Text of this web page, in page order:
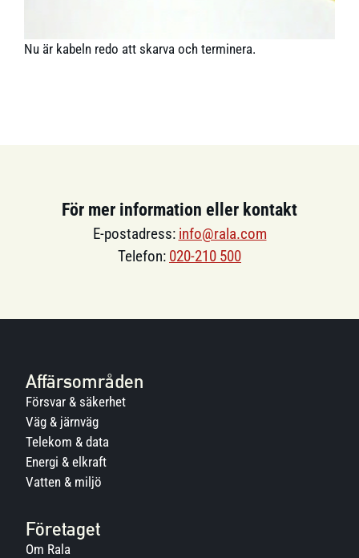
Nu är kabeln redo att skarva och terminera.
För mer information eller kontakt
E-postadress: info@rala.com
Telefon: 020-210 500
Affärsområden
Försvar & säkerhet
Väg & järnväg
Telekom & data
Energi & elkraft
Vatten & miljö
Företaget
Om Rala